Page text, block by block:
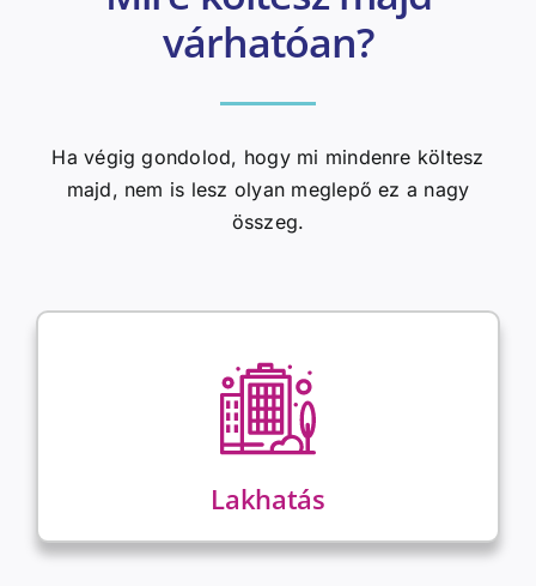
várhatóan?
Ha végig gondolod, hogy mi mindenre költesz
majd, nem is lesz olyan meglepő ez a nagy
összeg.
Lakhatás